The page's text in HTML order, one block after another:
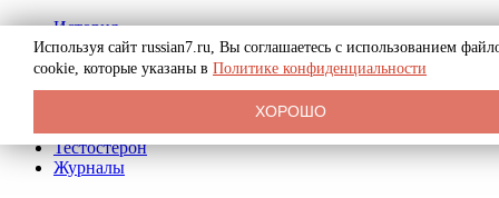
История
Биография
Криминал
Реклама на сайте
Тестостерон
Журналы
Используя сайт russian7.ru, Вы соглашаетесь с использованием
cookie, которые указаны в Политике конфиденциальности
ХОРОШО